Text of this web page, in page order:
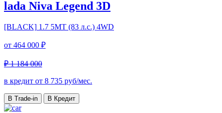
lada Niva Legend 3D
[BLACK] 1.7 5МТ (83 л.с.) 4WD
от 464 000 ₽
₽ 1 184 000
в кредит от 8 735 руб/мес.
В Trade-in В Кредит